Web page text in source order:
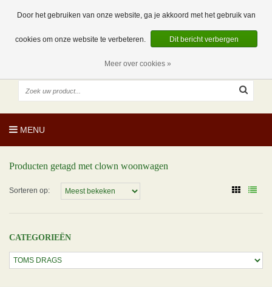
0 Artikelen
NL
EUR
MENU
Producten getagd met clown woonwagen
Sorteren op:
CATEGORIEËN
Door het gebruiken van onze website, ga je akkoord met het gebruik van
cookies om onze website te verbeteren. Dit bericht verbergen
Meer over cookies »